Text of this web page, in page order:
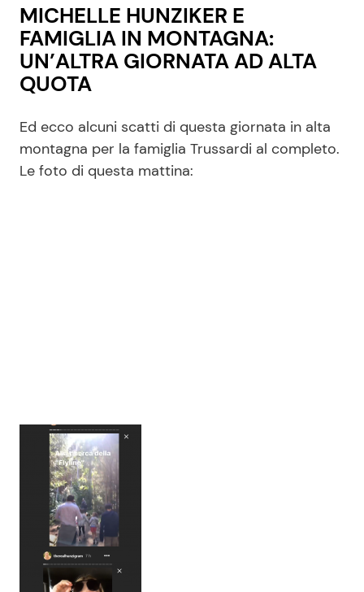
MICHELLE HUNZIKER E
FAMIGLIA IN MONTAGNA:
UN’ALTRA GIORNATA AD ALTA
QUOTA
Ed ecco alcuni scatti di questa giornata in alta
montagna per la famiglia Trussardi al completo.
Le foto di questa mattina: